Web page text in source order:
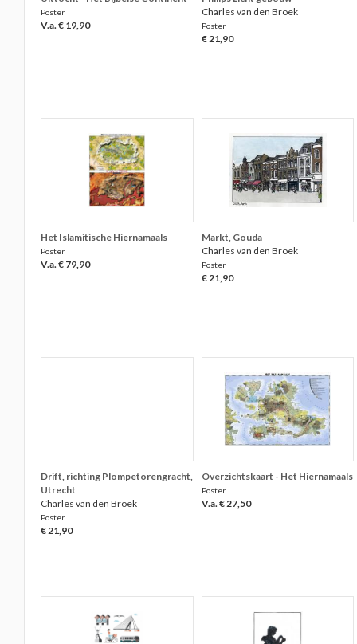
Poster
V.a. € 19,90
Charles van den Broek
Poster
€ 21,90
Het Islamitische Hiernamaals
Poster
V.a. € 79,90
Markt, Gouda
Charles van den Broek
Poster
€ 21,90
Drift, richting Plompetorengracht,
Utrecht
Charles van den Broek
Poster
€ 21,90
Overzichtskaart - Het Hiernamaals
Poster
V.a. € 27,50